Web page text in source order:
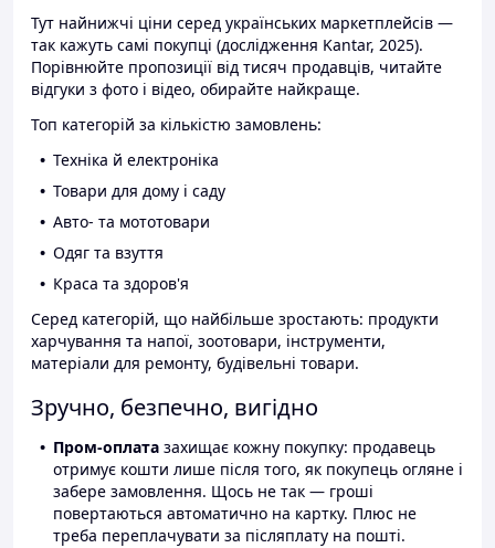
Тут найнижчі ціни серед українських маркетплейсів —
так кажуть самі покупці (дослідження Kantar, 2025).
Порівнюйте пропозиції від тисяч продавців, читайте
відгуки з фото і відео, обирайте найкраще.
Топ категорій за кількістю замовлень:
Техніка й електроніка
Товари для дому і саду
Авто- та мототовари
Одяг та взуття
Краса та здоров'я
Серед категорій, що найбільше зростають: продукти
харчування та напої, зоотовари, інструменти,
матеріали для ремонту, будівельні товари.
Зручно, безпечно, вигідно
Пром-оплата захищає кожну покупку: продавець
отримує кошти лише після того, як покупець огляне і
забере замовлення. Щось не так — гроші
повертаються автоматично на картку. Плюс не
треба переплачувати за післяплату на пошті.